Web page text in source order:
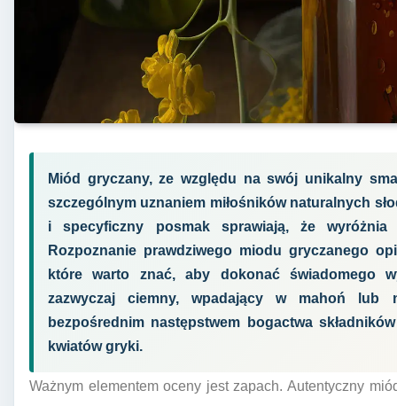
Miód gryczany, ze względu na swój unikalny
szczególnym uznaniem miłośników naturalnych
i specyficzny posmak sprawiają, że
Rozpoznanie prawdziwego miodu gryczanego
które warto znać, aby dokonać świadomego
zazwyczaj ciemny, wpadający w mahoń
bezpośrednim następstwem bogactwa
kwiatów gryki.
Ważnym elementem oceny jest zapach. Autentyczny